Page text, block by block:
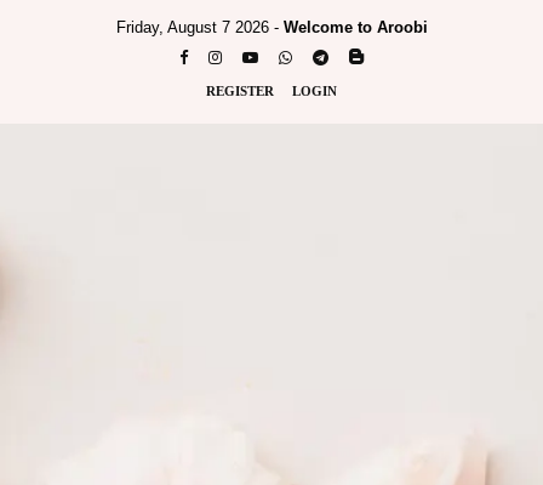
Friday, August 7 2026 - Welcome to Aroobi
REGISTER LOGIN